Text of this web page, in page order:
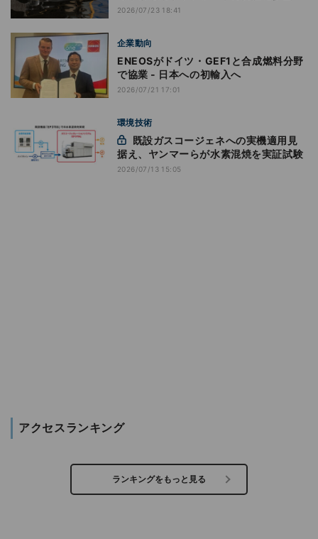
2026/07/23 18:41
企業動向
ENEOSがドイツ・GEF1と合成燃料分野
で協業 - 日本への初輸入へ
2026/07/21 17:01
環境技術
据え、ヤンマーらが水素混焼を実証試験
2026/07/13 15:05
アクセスランキング
ランキングをもっと見る